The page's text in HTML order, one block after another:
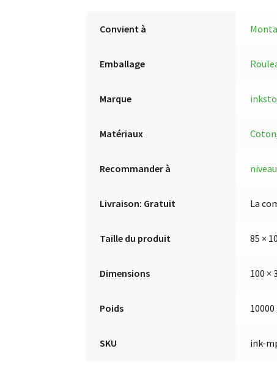
Convient à
Emballage
Marque
Matériaux Coton
Recommander à
Livraison: Gratuit La
Taille du produit 85 ×
Dimensions 100 ×
Poids 10000
SKU ink-